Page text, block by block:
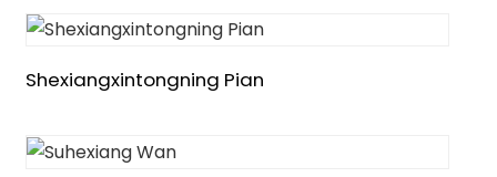
Shexiangxintongning Pian